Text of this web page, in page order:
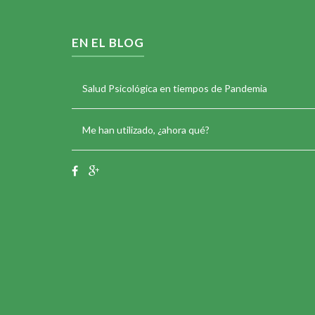
EN EL BLOG
Salud Psicológica en tiempos de Pandemia
Me han utilizado, ¿ahora qué?